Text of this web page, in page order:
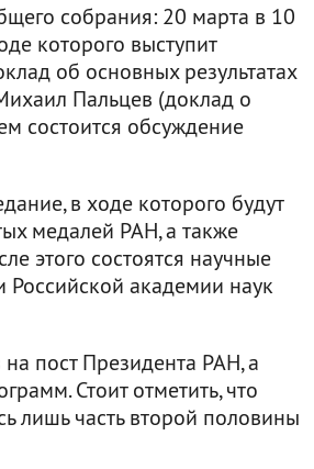
собрания: 20 марта в 10
которого выступит
об основных результатах
Пальцев (доклад о
состоится обсуждение
в ходе которого будут
медалей РАН, а также
этого состоятся научные
академии наук
пост Президента РАН, а
Стоит отметить, что
лишь часть второй половины